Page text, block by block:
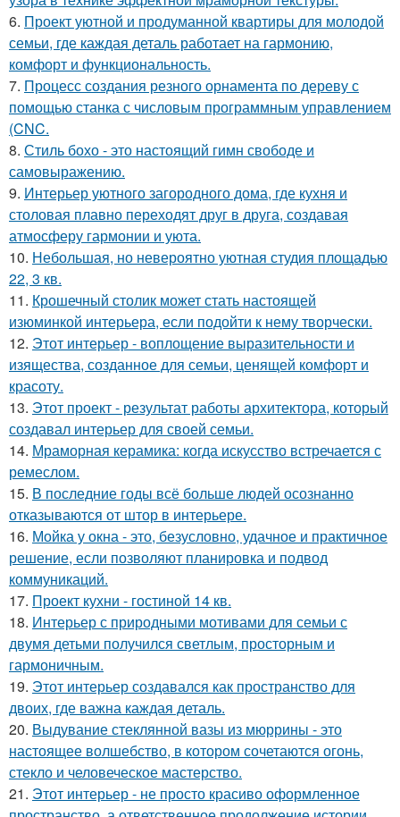
6. Проект уютной и продуманной квартиры для молодой
семьи, где каждая деталь работает на гармонию,
комфорт и функциональность.
7. Процесс создания резного орнамента по дереву с
помощью станка с числовым программным управлением
(CNC.
8. Стиль бохо - это настоящий гимн свободе и
самовыражению.
9. Интерьер уютного загородного дома, где кухня и
столовая плавно переходят друг в друга, создавая
атмосферу гармонии и уюта.
10. Небольшая, но невероятно уютная студия площадью
22, 3 кв.
11. Крошечный столик может стать настоящей
изюминкой интерьера, если подойти к нему творчески.
12. Этот интерьер - воплощение выразительности и
изящества, созданное для семьи, ценящей комфорт и
красоту.
13. Этот проект - результат работы архитектора, который
создавал интерьер для своей семьи.
14. Мраморная керамика: когда искусство встречается с
ремеслом.
15. В последние годы всё больше людей осознанно
отказываются от штор в интерьере.
16. Мойка у окна - это, безусловно, удачное и практичное
решение, если позволяют планировка и подвод
коммуникаций.
17. Проект кухни - гостиной 14 кв.
18. Интерьер с природными мотивами для семьи с
двумя детьми получился светлым, просторным и
гармоничным.
19. Этот интерьер создавался как пространство для
двоих, где важна каждая деталь.
20. Выдувание стеклянной вазы из мюррины - это
настоящее волшебство, в котором сочетаются огонь,
стекло и человеческое мастерство.
21. Этот интерьер - не просто красиво оформленное